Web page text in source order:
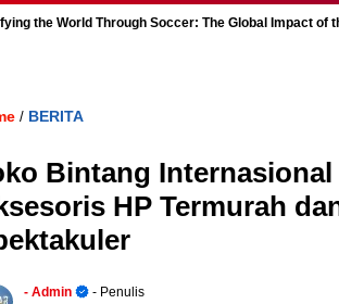
the World Through Soccer: The Global Impact of
/ BERITA
Bintang
HP Termurah
- Admin
- Penulis